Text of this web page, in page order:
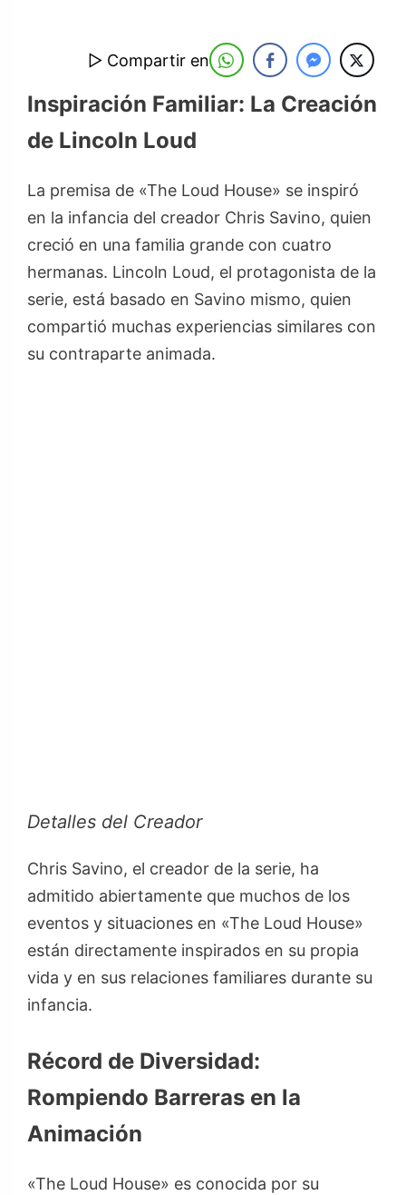
▷ Compartir en
Inspiración Familiar: La Creación
de Lincoln Loud
La premisa de «The Loud House» se inspiró
en la infancia del creador Chris Savino, quien
creció en una familia grande con cuatro
hermanas. Lincoln Loud, el protagonista de la
serie, está basado en Savino mismo, quien
compartió muchas experiencias similares con
su contraparte animada.
Detalles del Creador
Chris Savino, el creador de la serie, ha
admitido abiertamente que muchos de los
eventos y situaciones en «The Loud House»
están directamente inspirados en su propia
vida y en sus relaciones familiares durante su
infancia.
Récord de Diversidad:
Rompiendo Barreras en la
Animación
«The Loud House» es conocida por su